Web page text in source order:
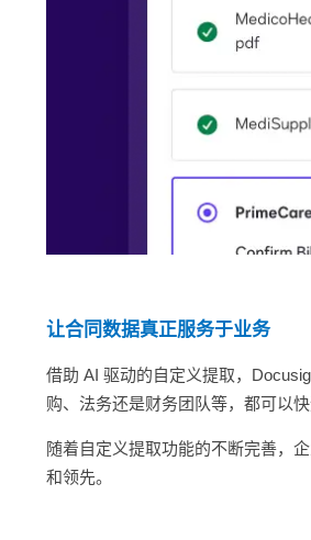
让合同数据真正服务于业务
借助 AI 驱动的自定义提取，
购、法务还是财务团队等，都可以
随着自定义提取功能的不断完善，
和领先。